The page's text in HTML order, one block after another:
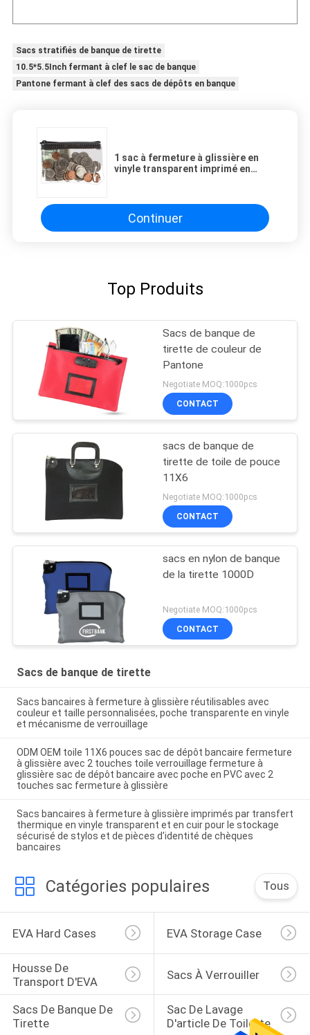
Sacs stratifiés de banque de tirette
10.5*5.5Inch fermant à clef le sac de banque
Pantone fermant à clef des sacs de dépôts en banque
1 sac à fermeture à glissière en
vinyle transparent imprimé en
Continuer
Top Produits
Sacs de banque de
tirette de couleur de
Pantone
Negotiate MOQ:1000pcs
CONTACT
sacs de banque de
tirette de toile de pouce
11X6
Negotiate MOQ:1000pcs
CONTACT
sacs en nylon de banque
de la tirette 1000D
Negotiate MOQ:1000pcs
CONTACT
Sacs de banque de tirette
Sacs bancaires à fermeture à glissière réutilisables avec
couleur et taille personnalisées, poche transparente en vinyle
et mécanisme de verrouillage
ODM OEM toile 11X6 pouces sac de dépôt bancaire fermeture
à glissière avec 2 touches toile verrouillage fermeture à
glissière sac de dépôt bancaire avec poche en PVC avec 2
touches sac fermeture à glissière
Sacs bancaires à fermeture à glissière imprimés par transfert
thermique en vinyle transparent et en cuir pour le stockage
sécurisé de stylos et de pièces d'identité de chèques
bancaires
Catégories populaires Tous
EVA Hard Cases EVA Storage Case
Housse De
Transport D'EVA
Sacs À Verrouiller
Sacs De Banque De
Tirette
Sac De Lavage
D'article De Toilette